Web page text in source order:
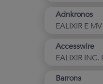
Adnkronos
EALIXIR E
Accesswire
EALIXIR INC.
Barrons